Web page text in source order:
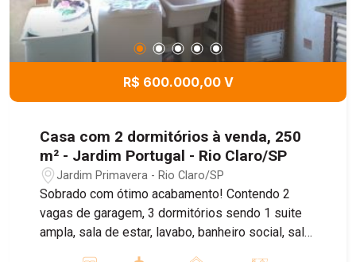
R$ 600.000,00 V
Casa com 2 dormitórios à venda, 250
m² - Jardim Portugal - Rio Claro/SP
Jardim Primavera - Rio Claro/SP
Sobrado com ótimo acabamento! Contendo 2
vagas de garagem, 3 dormitórios sendo 1 suite
ampla, sala de estar, lavabo, banheiro social, sala